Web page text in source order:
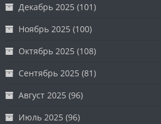
Декабрь 2025 (101)
Ноябрь 2025 (100)
Октябрь 2025 (108)
Сентябрь 2025 (81)
Август 2025 (96)
Июль 2025 (96)